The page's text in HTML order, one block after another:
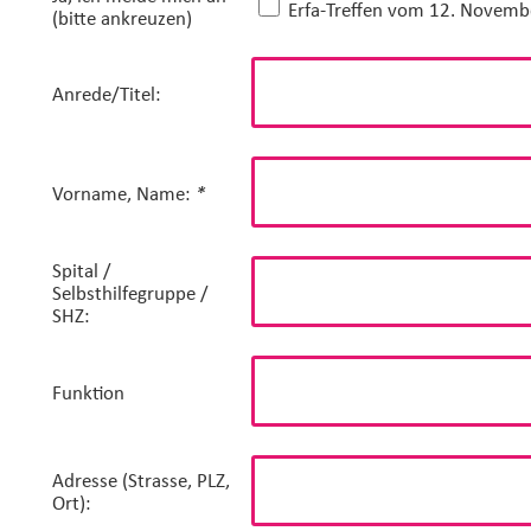
(bitte ankreuzen)
Erfa-Treffen vom 12.
Anrede/Titel:
Vorname, Name: *
Spital /
Selbsthilfegruppe /
SHZ:
Funktion
Adresse (Strasse, PLZ,
Ort):